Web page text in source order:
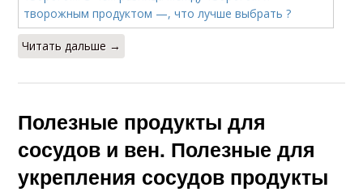
Читать дальше →
Полезные продукты для
сосудов и вен. Полезные для
укрепления сосудов продукты